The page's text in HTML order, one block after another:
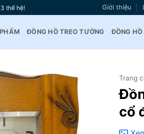
thế hệ! Giới thiệu
ĐỒNG HỒ TREO TƯỜNG ĐỒNG HỒ
Thêm
Trang
cổ